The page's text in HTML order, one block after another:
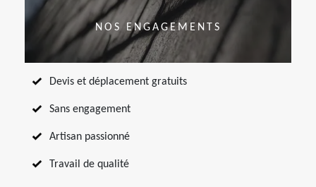
NOS ENGAGEMENTS
Devis et déplacement gratuits
Sans engagement
Artisan passionné
Travail de qualité